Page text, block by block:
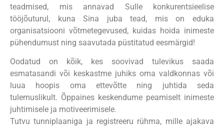
teadmised, mis annavad Sulle konkurentsieelise
tööjõuturul, kuna Sina juba tead, mis on eduka
organisatsiooni võtmetegevused, kuidas hoida inimeste
pühendumust ning saavutada püstitatud eesmärgid!
Oodatud on kõik, kes soovivad tulevikus saada
esmatasandi või keskastme juhiks oma valdkonnas või
luua hoopis oma ettevõtte ning juhtida seda
tulemuslikult. Õppaines keskendume peamiselt inimeste
juhtimisele ja motiveerimisele.
Tutvu tunniplaaniga ja registreeru rühma, mille ajakava